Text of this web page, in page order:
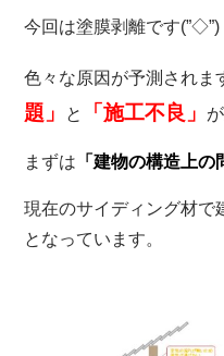
今回は塗膜剥離です(”◇”)
色々な原因が予測されま
題」
と 「施工不良」
まずは 「建物の構造上の
現在のサイディング材で
となっています。